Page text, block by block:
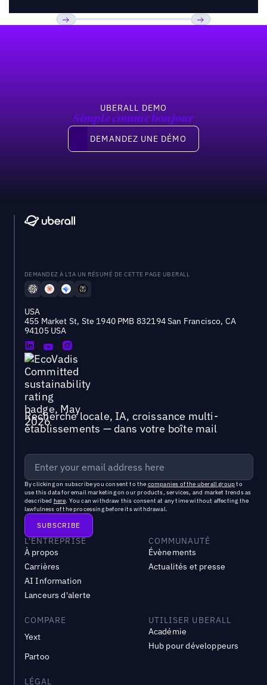
UBERALL DEMO
Simple comme bonjour
Demandez une démo
DEMANDEZ UNE DÉMO
DEMANDEZ À L'IA UN RÉSUMÉ DE CETTE PAGE UBERALL
USA
455 Market St, Ste 1940 PMB 832194 San Francisco, CA
94105 USA
Recherche locale, IA, croissance multi-
établissements — dans votre boîte mail
By clicking on subscribe you consent to the companies of the uberall groupto
use this data for email marketing on our products, services, and market trends as
described here. You can withdraw this consent at any time without affecting the
lawfulness of the processing before its withdrawal.
L'ENTREPRISE
À propos
Carrières
AI Information
Lanceurs d'alerte
COMMUNAUTÉ
Évènements
Actualités et presse
COMPARE
Yext
Partoo
UTILISER UBERALL
Académie
Hub pour développeurs
LÉGAL